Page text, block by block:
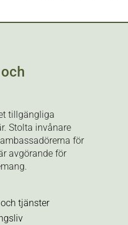
tillgängliga
Stolta invånare
för
avgörande för
tjänster